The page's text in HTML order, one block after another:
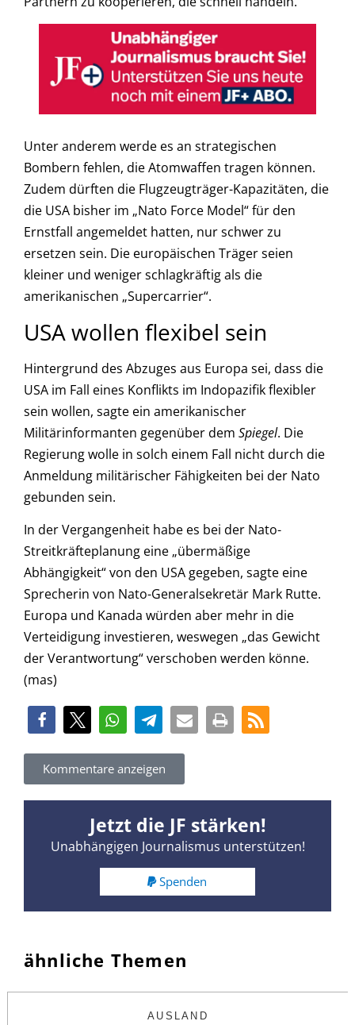
Unter anderem werde es an strategischen
Bombern fehlen, die Atomwaffen tragen können.
Zudem dürften die Flugzeugträger-Kapazitäten, die
die USA bisher im „Nato Force Model“ für den
Ernstfall angemeldet hatten, nur schwer zu
ersetzen sein. Die europäischen Träger seien
kleiner und weniger schlagkräftig als die
amerikanischen „Supercarrier“.
USA wollen flexibel sein
Hintergrund des Abzuges aus Europa sei, dass die
USA im Fall eines Konflikts im Indopazifik flexibler
sein wollen, sagte ein amerikanischer
Militärinformanten gegenüber dem Spiegel. Die
Regierung wolle in solch einem Fall nicht durch die
Anmeldung militärischer Fähigkeiten bei der Nato
gebunden sein.
In der Vergangenheit habe es bei der Nato-
Streitkräfteplanung eine „übermäßige
Abhängigkeit“ von den USA gegeben, sagte eine
Sprecherin von Nato-Generalsekretär Mark Rutte.
Europa und Kanada würden aber mehr in die
Verteidigung investieren, weswegen „das Gewicht
der Verantwortung“ verschoben werden könne.
(mas)
Kommentare anzeigen
Jetzt die JF stärken!
Unabhängigen Journalismus unterstützen!
Spenden
ähnliche Themen
AUSLAND